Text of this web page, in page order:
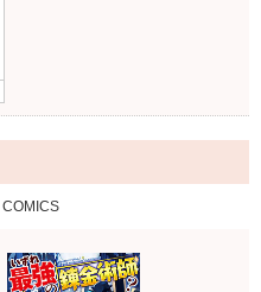
COMICS